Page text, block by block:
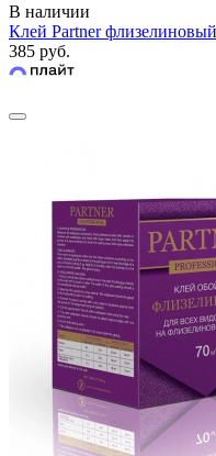
В наличии
Клей Partner
385 руб.